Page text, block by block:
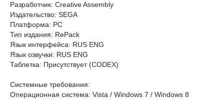
Разработчик: Creative Assembly
Издательство: SEGA
Платформа: PC
Тип издания: RePack
Язык интерфейса: RUS ENG
Язык озвучки: RUS ENG
Таблетка: Присутствует (CODEX)
Системные требования:
Операционная система: Vista / Windows 7 / Windows 8